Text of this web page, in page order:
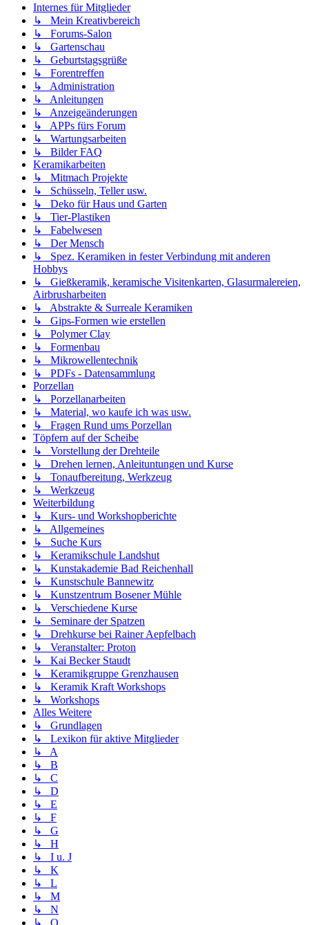
Internes für Mitglieder
↳ Mein Kreativbereich
↳ Forums-Salon
↳ Gartenschau
↳ Geburtstagsgrüße
↳ Forentreffen
↳ Administration
↳ Anleitungen
↳ Anzeigeänderungen
↳ APPs fürs Forum
↳ Wartungsarbeiten
↳ Bilder FAQ
Keramikarbeiten
↳ Mitmach Projekte
↳ Schüsseln, Teller usw.
↳ Deko für Haus und Garten
↳ Tier-Plastiken
↳ Fabelwesen
↳ Der Mensch
↳ Spez. Keramiken in fester Verbindung mit anderen
Hobbys
↳ Gießkeramik, keramische Visitenkarten, Glasurmalereien,
Airbrusharbeiten
↳ Abstrakte & Surreale Keramiken
↳ Gips-Formen wie erstellen
↳ Polymer Clay
↳ Formenbau
↳ Mikrowellentechnik
↳ PDFs - Datensammlung
Porzellan
↳ Porzellanarbeiten
↳ Material, wo kaufe ich was usw.
↳ Fragen Rund ums Porzellan
Töpfern auf der Scheibe
↳ Vorstellung der Drehteile
↳ Drehen lernen, Anleituntungen und Kurse
↳ Tonaufbereitung, Werkzeug
↳ Werkzeug
Weiterbildung
↳ Kurs- und Workshopberichte
↳ Allgemeines
↳ Suche Kurs
↳ Keramikschule Landshut
↳ Kunstakademie Bad Reichenhall
↳ Kunstschule Bannewitz
↳ Kunstzentrum Bosener Mühle
↳ Verschiedene Kurse
↳ Seminare der Spatzen
↳ Drehkurse bei Rainer Aepfelbach
↳ Veranstalter: Proton
↳ Kai Becker Staudt
↳ Keramikgruppe Grenzhausen
↳ Keramik Kraft Workshops
↳ Workshops
Alles Weitere
↳ Grundlagen
↳ Lexikon für aktive Mitglieder
↳ A
↳ B
↳ C
↳ D
↳ E
↳ F
↳ G
↳ H
↳ I u. J
↳ K
↳ L
↳ M
↳ N
↳ O